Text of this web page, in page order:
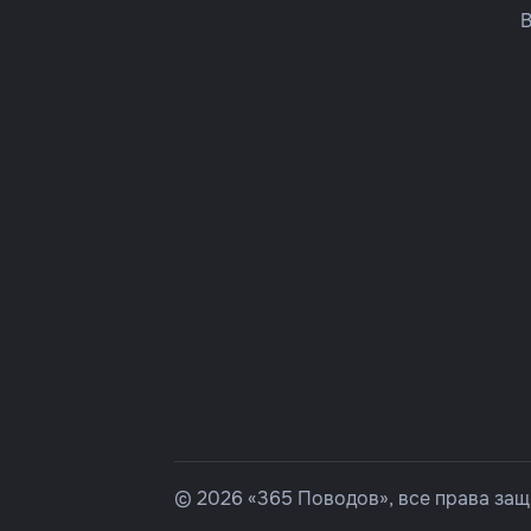
© 2026 «365 Поводов», все права